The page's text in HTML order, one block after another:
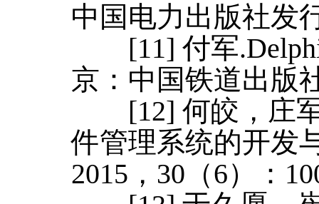
中国电力出版社发
[11] 付军
京：中国铁道出版
[12] 何皎，庄军
件管理系统的开发
2015，30（6）：